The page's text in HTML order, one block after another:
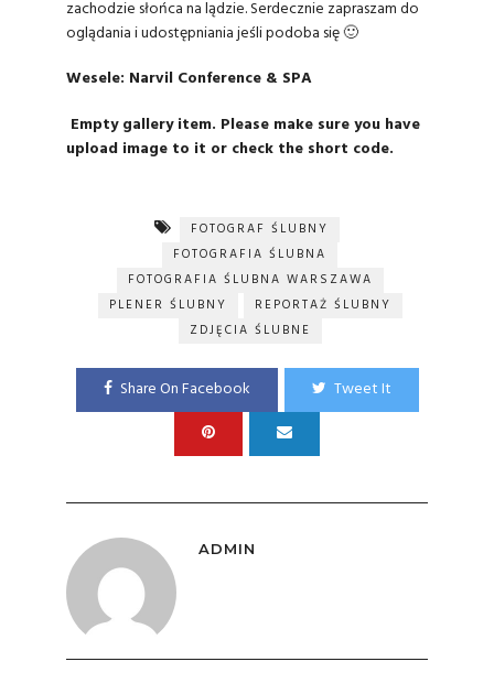
zachodzie słońca na lądzie. Serdecznie zapraszam do
oglądania i udostępniania jeśli podoba się 🙂
Wesele: Narvil Conference & SPA
Empty gallery item. Please make sure you have
upload image to it or check the short code.
FOTOGRAF ŚLUBNY
FOTOGRAFIA ŚLUBNA
FOTOGRAFIA ŚLUBNA WARSZAWA
PLENER ŚLUBNY
REPORTAŻ ŚLUBNY
ZDJĘCIA ŚLUBNE
Share On Facebook Tweet It
ADMIN